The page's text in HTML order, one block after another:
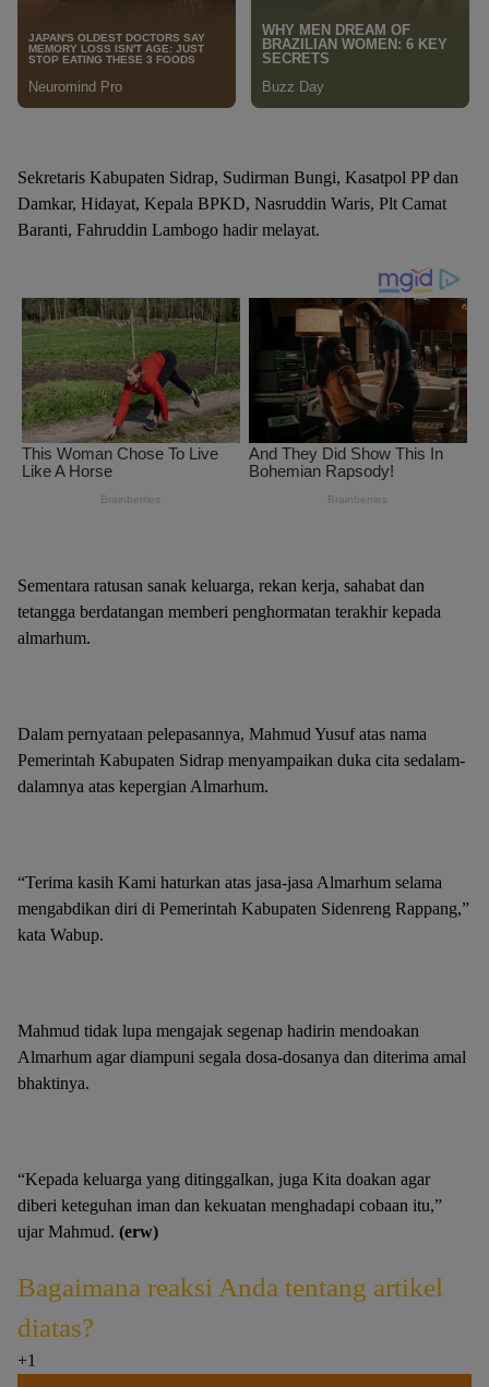
Sekretaris Kabupaten Sidrap, Sudirman Bungi, Kasatpol PP dan
Damkar, Hidayat, Kepala BPKD, Nasruddin Waris, Plt Camat
Baranti, Fahruddin Lambogo hadir melayat.
Sementara ratusan sanak keluarga, rekan kerja, sahabat dan
tetangga berdatangan memberi penghormatan terakhir kepada
almarhum.
Dalam pernyataan pelepasannya, Mahmud Yusuf atas nama
Pemerintah Kabupaten Sidrap menyampaikan duka cita sedalam-
dalamnya atas kepergian Almarhum.
“Terima kasih Kami haturkan atas jasa-jasa Almarhum selama
mengabdikan diri di Pemerintah Kabupaten Sidenreng Rappang,”
kata Wabup.
Mahmud tidak lupa mengajak segenap hadirin mendoakan
Almarhum agar diampuni segala dosa-dosanya dan diterima amal
bhaktinya.
“Kepada keluarga yang ditinggalkan, juga Kita doakan agar
diberi keteguhan iman dan kekuatan menghadapi cobaan itu,”
ujar Mahmud. (erw)
Bagaimana reaksi Anda tentang artikel
diatas?
+1